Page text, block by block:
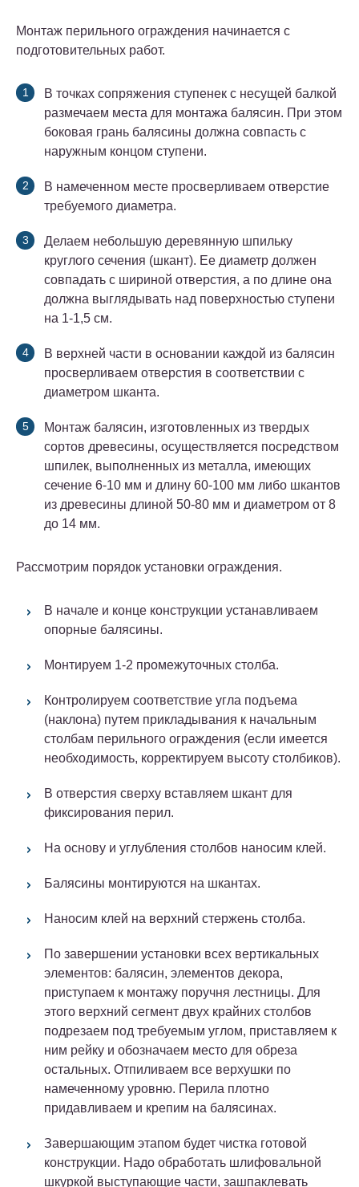
Монтаж перильного ограждения начинается с
подготовительных работ.
В точках сопряжения ступенек с несущей балкой
размечаем места для монтажа балясин. При этом
боковая грань балясины должна совпасть с
наружным концом ступени.
В намеченном месте просверливаем отверстие
требуемого диаметра.
Делаем небольшую деревянную шпильку
круглого сечения (шкант). Ее диаметр должен
совпадать с шириной отверстия, а по длине она
должна выглядывать над поверхностью ступени
на 1-1,5 см.
В верхней части в основании каждой из балясин
просверливаем отверстия в соответствии с
диаметром шканта.
Монтаж балясин, изготовленных из твердых
сортов древесины, осуществляется посредством
шпилек, выполненных из металла, имеющих
сечение 6-10 мм и длину 60-100 мм либо шкантов
из древесины длиной 50-80 мм и диаметром от 8
до 14 мм.
Рассмотрим порядок установки ограждения.
В начале и конце конструкции устанавливаем
опорные балясины.
Монтируем 1-2 промежуточных столба.
Контролируем соответствие угла подъема
(наклона) путем прикладывания к начальным
столбам перильного ограждения (если имеется
необходимость, корректируем высоту столбиков).
В отверстия сверху вставляем шкант для
фиксирования перил.
На основу и углубления столбов наносим клей.
Балясины монтируются на шкантах.
Наносим клей на верхний стержень столба.
По завершении установки всех вертикальных
элементов: балясин, элементов декора,
приступаем к монтажу поручня лестницы. Для
этого верхний сегмент двух крайних столбов
подрезаем под требуемым углом, приставляем к
ним рейку и обозначаем место для обреза
остальных. Отпиливаем все верхушки по
намеченному уровню. Перила плотно
придавливаем и крепим на балясинах.
Завершающим этапом будет чистка готовой
конструкции. Надо обработать шлифовальной
шкуркой выступающие части, зашпаклевать